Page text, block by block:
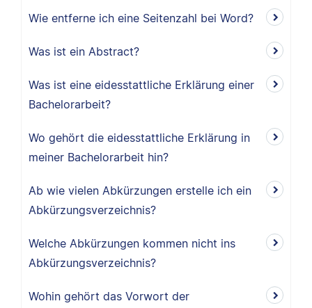
Wie entferne ich eine Seitenzahl bei Word?
Was ist ein Abstract?
Was ist eine eidesstattliche Erklärung einer
Bachelorarbeit?
Wo gehört die eidesstattliche Erklärung in
meiner Bachelorarbeit hin?
Ab wie vielen Abkürzungen erstelle ich ein
Abkürzungsverzeichnis?
Welche Abkürzungen kommen nicht ins
Abkürzungsverzeichnis?
Wohin gehört das Vorwort der